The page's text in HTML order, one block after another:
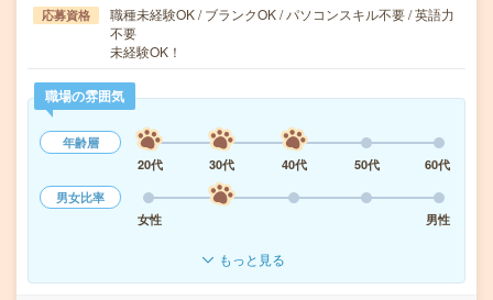
応募資格
職種未経験OK / ブランクOK / パソコンスキル不要 / 英語力
不要
未経験OK！
職場の雰囲気
年齢層
20代
30代 40代 50代
60代
男女比率
女性
男性
もっと見る